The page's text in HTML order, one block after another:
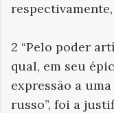
respectivamente,
2 “Pelo poder
qual, em seu
expressão a
russo”, foi a